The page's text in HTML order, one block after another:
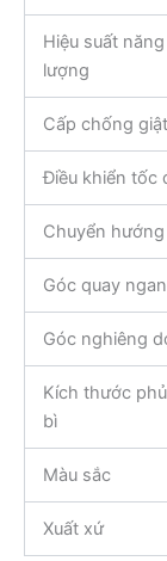
Hiệu suất năng
lượng
Cấp chống giật
Điều khiển tốc
Chuyển hướng
Góc quay
Góc nghiêng
Kích thước phủ
bì
Màu sắc
Xuất xứ